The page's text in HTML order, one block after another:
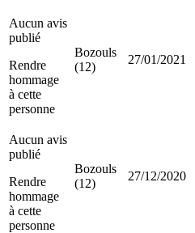
Aucun avis
publié
Rendre
hommage
à cette
personne
Bozouls
(12)
27/01/2021
Aucun avis
publié
Rendre
hommage
à cette
personne
Bozouls
(12)
27/12/2020